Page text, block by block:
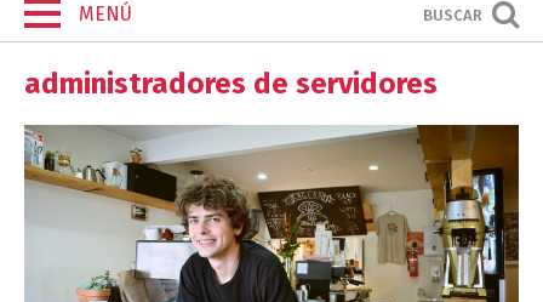
MENÚ BUSCAR
administradores de servidores